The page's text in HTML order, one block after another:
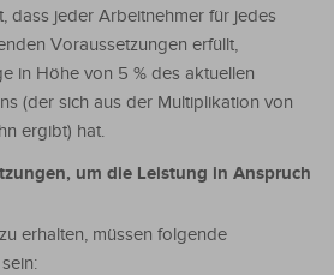
dass jeder Arbeitnehmer für jedes
Voraussetzungen erfüllt,
in Höhe von 5 % des aktuellen
(der sich aus der Multiplikation von
ergibt) hat.
um die Leistung in Anspruch
erhalten, müssen folgende